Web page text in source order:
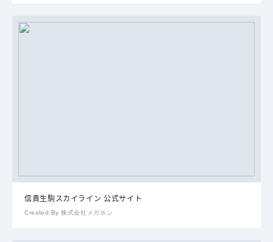
信貴生駒スカイライン 公式サイト
Created By 株式会社メガホン